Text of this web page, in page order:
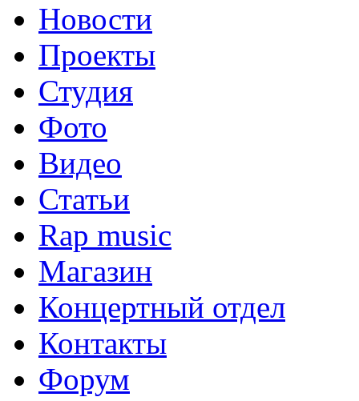
Новости
Проекты
Студия
Фото
Видео
Статьи
Rap music
Магазин
Концертный отдел
Контакты
Форум